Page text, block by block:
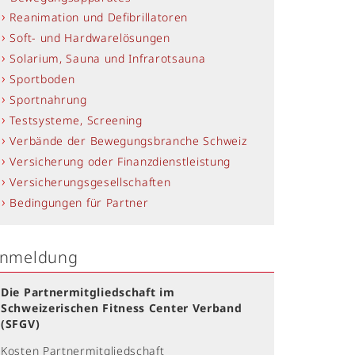
Reanimation und Defibrillatoren
Soft- und Hardwarelösungen
Solarium, Sauna und Infrarotsauna
Sportboden
Sportnahrung
Testsysteme, Screening
Verbände der Bewegungsbranche Schweiz
Versicherung oder Finanzdienstleistung
Versicherungsgesellschaften
Bedingungen für Partner
Die Partnermitgliedschaft im
Schweizerischen Fitness Center Verband
(SFGV)
Kosten Partnermitgliedschaft